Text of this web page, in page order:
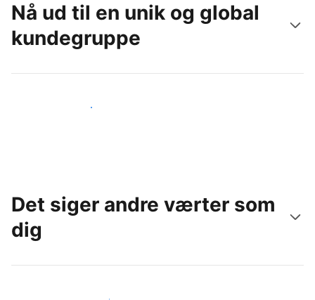
Nå ud til en unik og global
kundegruppe
Nå ud til nye gæster i dag
Det siger andre værter som
dig